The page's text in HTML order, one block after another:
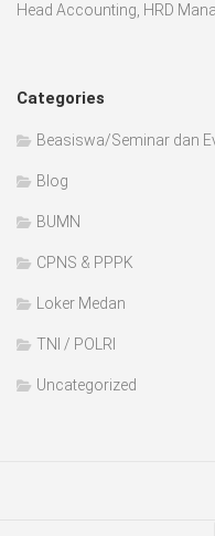
Head Accounting, HRD
Categories
Beasiswa/Seminar dan
Blog
BUMN
CPNS & PPPK
Loker Medan
TNI / POLRI
Uncategorized